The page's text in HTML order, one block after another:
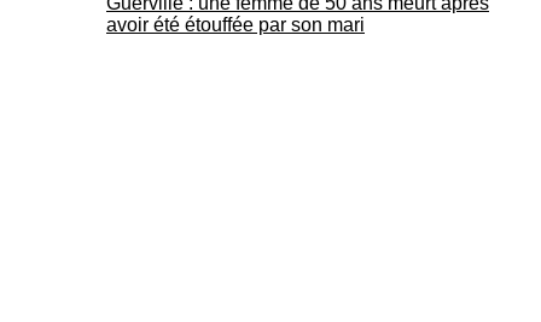
avoir été étouffée par son mari